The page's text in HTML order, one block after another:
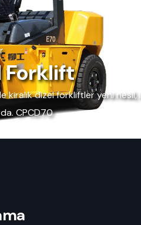
Forklift
kiralık dizel forkliftler yeni
CPCD70